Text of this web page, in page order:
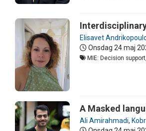
Elisavet
Onsdag 24 maj
MIE: Decision
A Masked
Ali Amirahmadi,